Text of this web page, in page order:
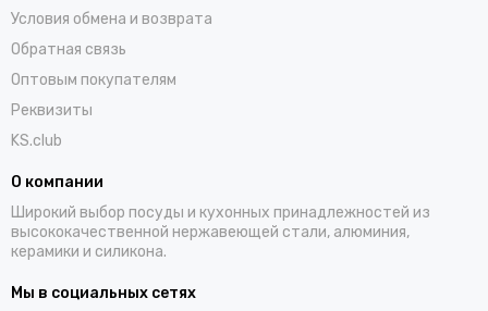
Условия обмена и возврата
Обратная связь
Оптовым покупателям
Реквизиты
KS.club
О компании
Широкий выбор посуды и кухонных принадлежностей из
высококачественной нержавеющей стали, алюминия,
керамики и силикона.
Мы в социальных сетях